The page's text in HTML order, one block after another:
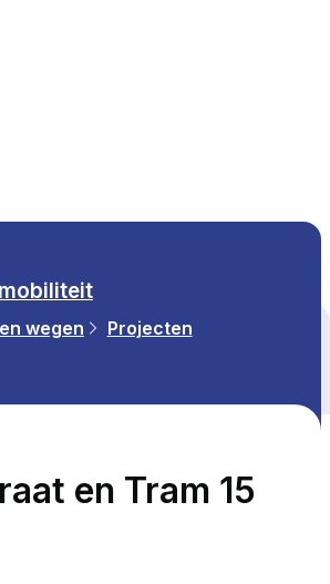
wegen Projecten
en Tram 15